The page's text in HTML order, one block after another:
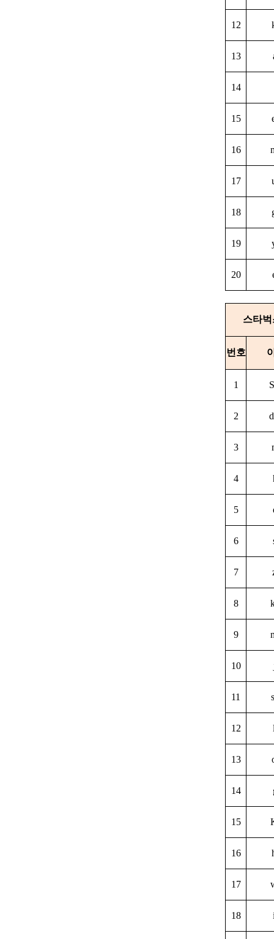
12
13
14
15
16
17
18
19
20
스타
번호
1
2
3
4
5
6
7
8
9
10
11
12
13
14
15
16
17
18